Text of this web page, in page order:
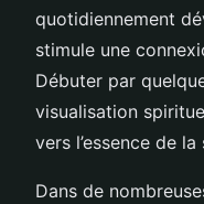
quotidiennement
stimule une
Débuter par
visualisation
vers l’essence de
Dans de